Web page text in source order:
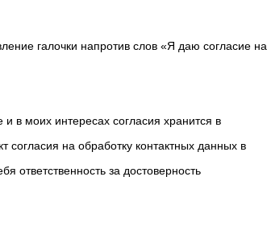
галочки напротив слов «Я даю согласие на
в моих интересах согласия хранится в
на обработку контактных данных в
ответственность за достоверность